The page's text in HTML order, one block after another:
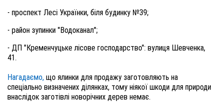
- проспект Лесі Українки, біля будинку №39;
- район зупинки "Водоканал";
- ДП "Кременчуцьке лісове господарство": вулиця Шевченка,
41.
Нагадаємо, що ялинки для продажу заготовляють на
спеціально визначених ділянках, тому ніякої шкоди для природи
внаслідок заготівлі новорічних дерев немає.